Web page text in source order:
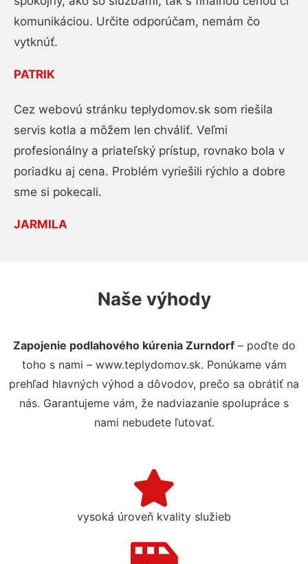
komunikáciou. Určite odporúčam, nemám čo
vytknúť.
PATRIK
Cez webovú stránku teplydomov.sk som riešila
servis kotla a môžem len chváliť. Veľmi
profesionálny a priateľský prístup, rovnako bola v
poriadku aj cena. Problém vyriešili rýchlo a dobre
sme si pokecali.
JARMILA
Naše výhody
Zapojenie podlahového kúrenia Zurndorf– poďte do
toho s nami – www.teplydomov.sk. Ponúkame vám
prehľad hlavných výhod a dôvodov, prečo sa obrátiť na
nás. Garantujeme vám, že nadviazanie spolupráce s
nami nebudete ľutovať.
vysoká úroveň kvality služieb